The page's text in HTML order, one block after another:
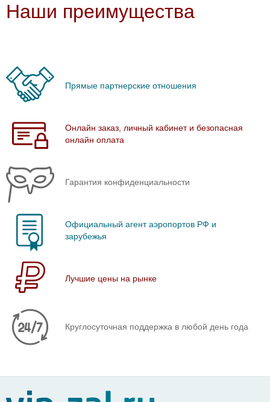
Наши преимущества
Прямые партнерские отношения
Онлайн заказ, личный кабинет и безопасная
онлайн оплата
Гарантия конфиденциальности
Официальный агент аэропортов РФ и
зарубежья
Лучшие цены на рынке
Круглосуточная поддержка в любой день года